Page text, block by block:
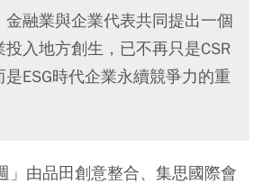
金融業與企業代表共同提出一個
入地方創生，已不再只是CSR
ESG時代企業永續競爭力的重
」由品田創意整合、集思國際會